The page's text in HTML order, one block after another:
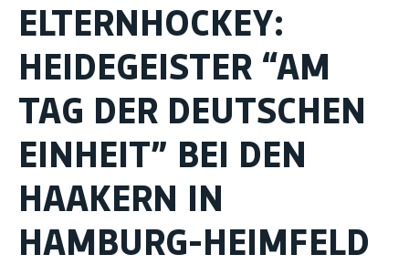
ELTERNHOCKEY:
HEIDEGEISTER “AM
TAG DER DEUTSCHEN
EINHEIT” BEI DEN
HAAKERN IN
HAMBURG-HEIMFELD